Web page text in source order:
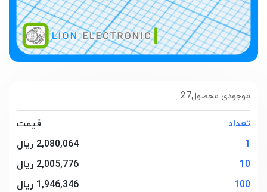
27موجودی محصول
تعداد
قیمت
1
2,080,064 ریال
10
2,005,776 ریال
100
1,946,346 ریال